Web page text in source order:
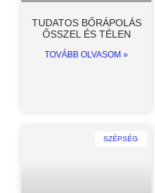
TUDATOS BŐRÁPOLÁS
ŐSSZEL ÉS TÉLEN
TOVÁBB OLVASOM »
SZÉPSÉG